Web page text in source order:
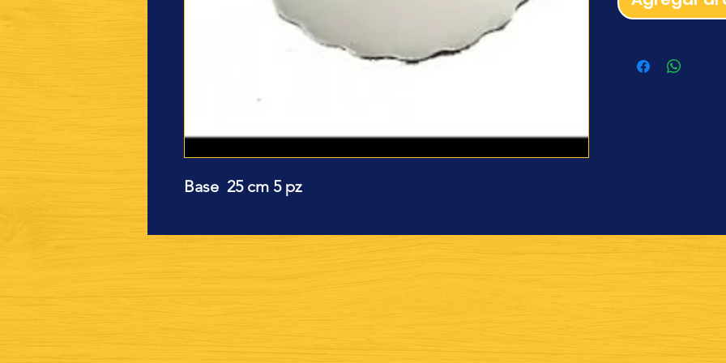
Base 25 cm 5 pz